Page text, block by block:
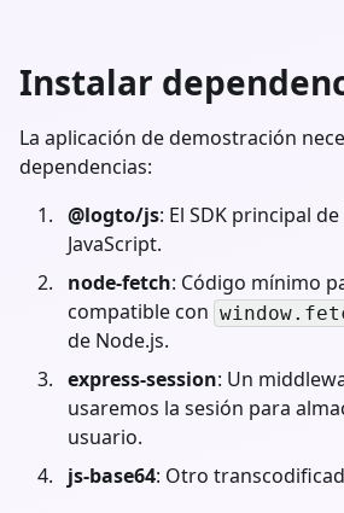
Instalar
La aplicación de demostración
dependencias:
@logto/js: El SDK principal
JavaScript.
node-fetch: Código mínimo
compatible con
de Node.js.
express-session: Un
usaremos la sesión para
usuario.
js-base64: Otro